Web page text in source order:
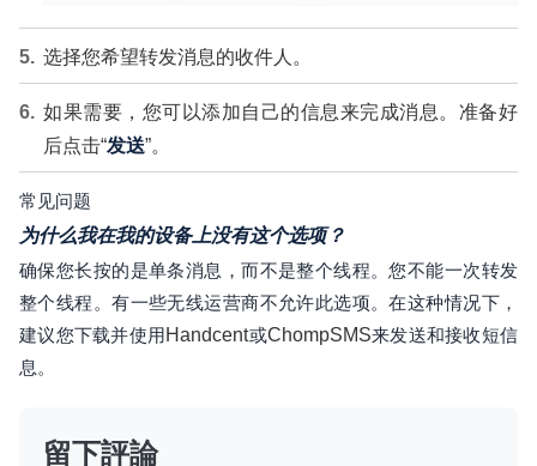
选择您希望转发消息的收件人。
如果需要，您可以添加自己的信息来完成消息。准备好
后点击“发送”。
常见问题
为什么我在我的设备上没有这个选项？
确保您长按的是单条消息，而不是整个线程。您不能一次转发
整个线程。有一些无线运营商不允许此选项。在这种情况下，
建议您下载并使用Handcent或ChompSMS来发送和接收短信
息。
留下評論